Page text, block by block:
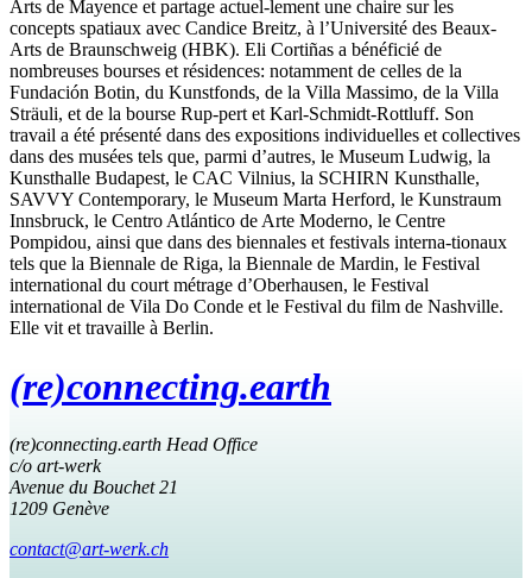
Arts de Mayence et partage actuel-lement une chaire sur les
concepts spatiaux avec Candice Breitz, à l’Université des Beaux-
Arts de Braunschweig (HBK). Eli Cortiñas a bénéficié de
nombreuses bourses et résidences: notamment de celles de la
Fundación Botin, du Kunstfonds, de la Villa Massimo, de la Villa
Sträuli, et de la bourse Rup-pert et Karl-Schmidt-Rottluff. Son
travail a été présenté dans des expositions individuelles et collectives
dans des musées tels que, parmi d’autres, le Museum Ludwig, la
Kunsthalle Budapest, le CAC Vilnius, la SCHIRN Kunsthalle,
SAVVY Contemporary, le Museum Marta Herford, le Kunstraum
Innsbruck, le Centro Atlántico de Arte Moderno, le Centre
Pompidou, ainsi que dans des biennales et festivals interna-tionaux
tels que la Biennale de Riga, la Biennale de Mardin, le Festival
international du court métrage d’Oberhausen, le Festival
international de Vila Do Conde et le Festival du film de Nashville.
Elle vit et travaille à Berlin.
(re)connecting.earth
(re)connecting.earth Head Office
c/o art-werk
Avenue du Bouchet 21
1209 Genève
contact@art-werk.ch